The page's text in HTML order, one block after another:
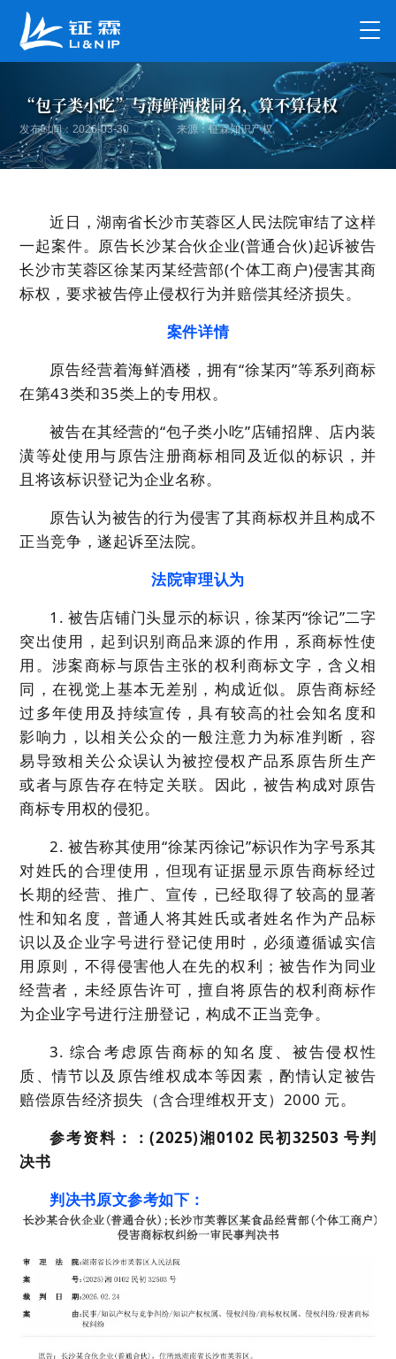
“包子类小吃”与海鲜酒楼同名，算不算侵权
发布时间：2026-03-30 来源：钲霖知识产权
近日，湖南省长沙市芙蓉区人民法院审结了这样
一起案件。原告长沙某合伙企业(普通合伙)起诉被告
长沙市芙蓉区徐某丙某经营部(个体工商户)侵害其商
标权，要求被告停止侵权行为并赔偿其经济损失。
案件详情
原告经营着海鲜酒楼，拥有“徐某丙”等系列商标
在第43类和35类上的专用权。
被告在其经营的“包子类小吃”店铺招牌、店内装
潢等处使用与原告注册商标相同及近似的标识，并
且将该标识登记为企业名称。
原告认为被告的行为侵害了其商标权并且构成不
正当竞争，遂起诉至法院。
法院审理认为
1. 被告店铺门头显示的标识，徐某丙“徐记”二字
突出使用，起到识别商品来源的作用，系商标性使
用。涉案商标与原告主张的权利商标文字，含义相
同，在视觉上基本无差别，构成近似。原告商标经
过多年使用及持续宣传，具有较高的社会知名度和
影响力，以相关公众的一般注意力为标准判断，容
易导致相关公众误认为被控侵权产品系原告所生产
或者与原告存在特定关联。因此，被告构成对原告
商标专用权的侵犯。
2. 被告称其使用“徐某丙徐记”标识作为字号系其
对姓氏的合理使用，但现有证据显示原告商标经过
长期的经营、推广、宣传，已经取得了较高的显著
性和知名度，普通人将其姓氏或者姓名作为产品标
识以及企业字号进行登记使用时，必须遵循诚实信
用原则，不得侵害他人在先的权利；被告作为同业
经营者，未经原告许可，擅自将原告的权利商标作
为企业字号进行注册登记，构成不正当竞争。
3. 综合考虑原告商标的知名度、被告侵权性
质、情节以及原告维权成本等因素，酌情认定被告
赔偿原告经济损失（含合理维权开支）2000 元。
参考资料：：(2025)湘0102 民初32503 号判
决书
判决书原文参考如下：